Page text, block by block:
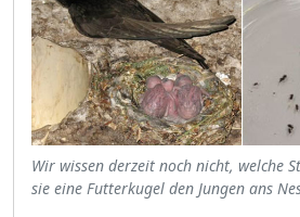
Wir wissen derzeit noch nicht, welche
sie eine Futterkugel den Jungen ans